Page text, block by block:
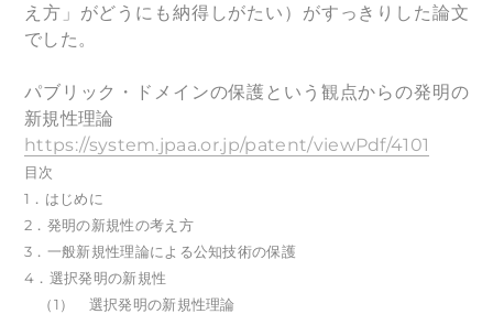
え方」がどうにも納得しがたい） がすっきりした論文
でした。
パブリック・ドメインの保護という観点からの発明の
新規性理論
https://system.jpaa.or.jp/patent/viewPdf/4101
目次
1．はじめに
2．発明の新規性の考え方
3．一般新規性理論による公知技術の保護
4．選択発明の新規性
（1） 選択発明の新規性理論